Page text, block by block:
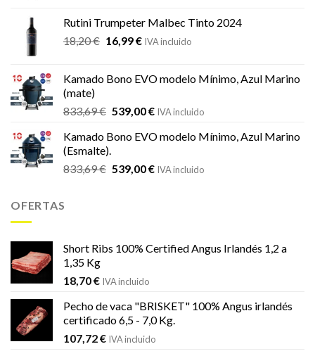
era:
21,66 €.
es:
19,19 €.
Rutini Trumpeter Malbec Tinto 2024
18,20€ El
era:
16,99€El
es:
IVA incluido
Kamado Bono EVO modelo Mínimo, Azul Marino
(mate)
833,69€ El
original
era:
833,69 €.
539,00€El
actual
539,00 €.
IVA incluido
Kamado Bono EVO modelo Mínimo, Azul Marino
(Esmalte).
833,69€ El
539,00€ElIVA incluido
OFERTAS
Short Ribs 100% Certified Angus Irlandés 1,2 a
1,35 Kg
18,70€ IVA incluido
Pecho de vaca "BRISKET" 100% Angus irlandés
certificado 6,5 - 7,0 Kg.
107,72€ IVA incluido